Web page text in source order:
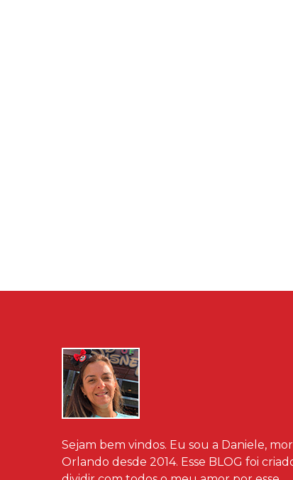
Sejam bem vindos. Eu sou a Daniele,
Orlando desde 2014. Esse BLOG foi